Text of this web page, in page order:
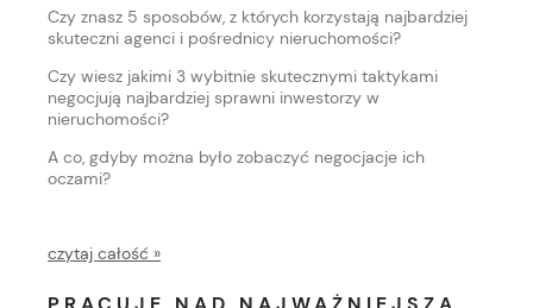
Czy znasz 5 sposobów, z których korzystają najbardziej
skuteczni agenci i pośrednicy nieruchomości?
Czy wiesz jakimi 3 wybitnie skutecznymi taktykami
negocjują najbardziej sprawni inwestorzy w
nieruchomości?
A co, gdyby można było zobaczyć negocjacje ich
oczami?
czytaj całość »